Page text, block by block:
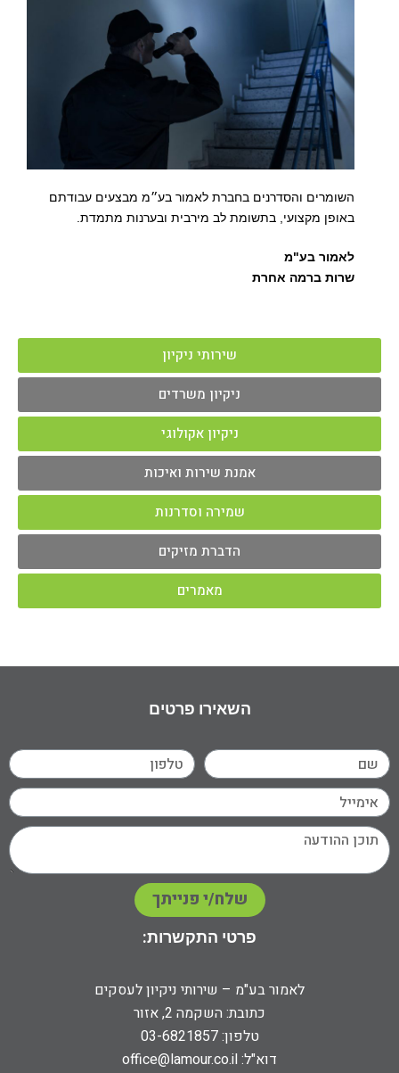
שירותי ניקיון
ניקיון משרדים
ניקיון אקולוגי
אמנת שירות ואיכות
שמירה וסדרנות
הדברת מזיקים
מאמרים
השומרים והסדרנים בחברת לאמור בע״מ מבצעים עבודתם
באופן מקצועי, בתשומת לב מירבית ובערנות מתמדת.
לאמור בע"מ
שרות ברמה אחרת
השאירו פרטים
שלח/י פנייתך
פרטי התקשרות:
לאמור בע"מ – שירותי ניקיון לעסקים
כתובת: השקמה 2, אזור
טלפון: 03-6821857
דוא"ל: office@lamour.co.il